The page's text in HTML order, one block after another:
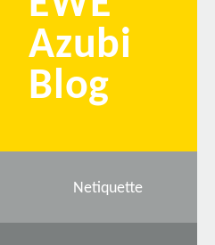
Azubi
Blog
Netiquette